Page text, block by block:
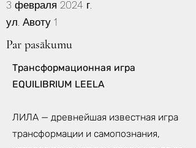
3 февраля 2024 г.
ул. Авоту 1
Par pasākumu
Трансформационная игра
EQUILIBRIUM LEELA
ЛИЛА — древнейшая известная игра
трансформации и самопознания,